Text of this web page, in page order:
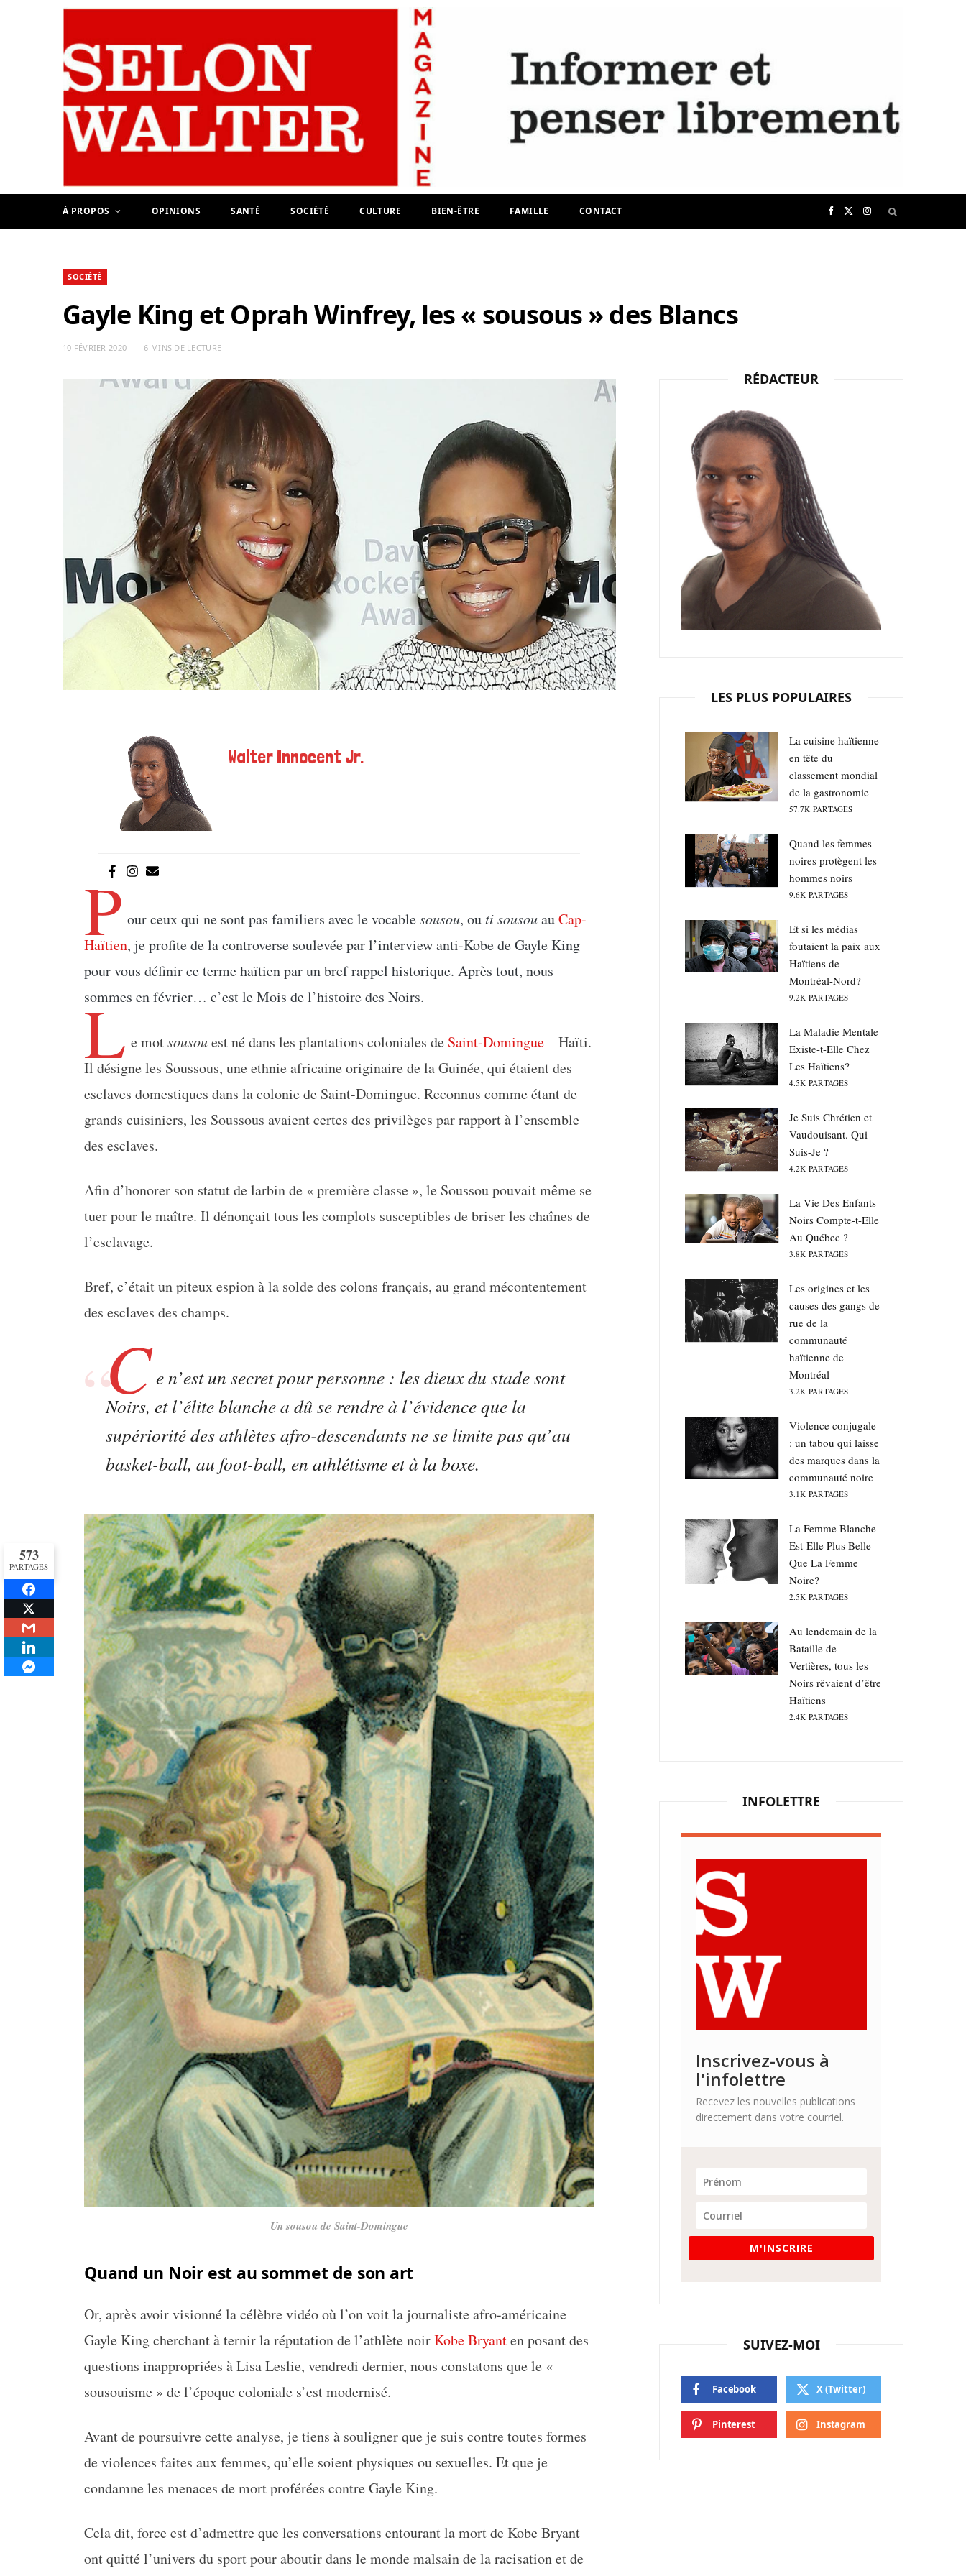
F I
À PROPOS OPINIONS SANTÉ SOCIÉTÉ CULTURE BIEN-ÊTRE FAMILLE CONTACT
SOCIÉTÉ
Gayle King et Oprah Winfrey, les « sousous » des Blancs
10 FÉVRIER 2020 6 MINS DE LECTURE
Walter Innocent Jr.
P our ceux qui ne sont pas familiers avec le vocablesousou, outisousouauCap-
Haïtien, je profite de la controverse soulevée par l’interview anti-Kobe de Gayle King
pour vous définir ce terme haïtien par un bref rappel historique. Après tout, nous
sommes en février… c’est le Mois de l’histoire des Noirs.
L e motsousouest né dans les plantations coloniales deSaint-Domingue– Haïti.
Il désigne les Soussous, une ethnie africaine originaire de la Guinée, qui étaient des
esclaves domestiques dans la colonie de Saint-Domingue. Reconnus comme étant de
grands cuisiniers, les Soussous avaient certes des privilèges par rapport à l’ensemble
des esclaves.
Afin d’honorer son statut de larbin de « première classe », le Soussou pouvait même se
tuer pour le maître. Il dénonçait tous les complots susceptibles de briser les chaînes de
l’esclavage.
Bref, c’était un piteux espion à la solde des colons français, au grand mécontentement
des esclaves des champs.
C e n’est un secret pour personne : les dieux du stade sont
Noirs, et l’élite blanche a dû se rendre à l’évidence que la
supériorité des athlètes afro-descendants ne se limite pas qu’au
basket-ball, au foot-ball, en athlétisme et à la boxe.
Un sousou de Saint-Domingue
Quand un Noir est au sommet de son art
Or, après avoir visionné la célèbre vidéo où l’on voit la journaliste afro-américaine
Gayle King cherchant à ternir la réputation de l’athlète noirKobe Bryanten posant des
questions inappropriées à Lisa Leslie, vendredi dernier, nous constatons que le «
sousouisme » de l’époque coloniale s’est modernisé.
Avant de poursuivre cette analyse, je tiens à souligner que je suis contre toutes formes
de violences faites aux femmes, qu’elle soient physiques ou sexuelles. Et que je
condamne les menaces de mort proférées contre Gayle King.
Cela dit, force est d’admettre que les conversations entourant la mort de Kobe Bryant
ont quitté l’univers du sport pour aboutir dans le monde malsain de la racisation et de
RÉDACTEUR
LES PLUS POPULAIRES
La cuisine haïtienne
en tête du
classement mondial
de la gastronomie
57.7K PARTAGES
Quand les femmes
noires protègent les
hommes noirs
9.6K PARTAGES
Et si les médias
foutaient la paix aux
Haïtiens de
Montréal-Nord?
9.2K PARTAGES
La Maladie Mentale
Existe-t-Elle Chez
Les Haïtiens?
4.5K PARTAGES
Je Suis Chrétien et
Vaudouisant. Qui
Suis-Je ?
4.2K PARTAGES
La Vie Des Enfants
Noirs Compte-t-Elle
Au Québec ?
3.8K PARTAGES
Les origines et les
causes des gangs de
rue de la
communauté
haïtienne de
Montréal
3.2K PARTAGES
Violence conjugale
: un tabou qui laisse
des marques dans la
communauté noire
3.1K PARTAGES
La Femme Blanche
Est-Elle Plus Belle
Que La Femme
Noire?
2.5K PARTAGES
Au lendemain de la
Bataille de
Vertières, tous les
Noirs rêvaient d’être
Haïtiens
2.4K PARTAGES
INFOLETTRE
Inscrivez-vous à
l'infolettre
Recevez les nouvelles publications
directement dans votre courriel.
M'INSCRIRE
SUIVEZ-MOI
Facebook X (Twitter)
Pinterest Instagram
573
PARTAGES